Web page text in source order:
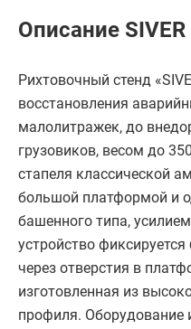
Описание
Рихтовочный стенд
восстановления
малолитражек, до
грузовиков, весом до
стапеля классической
большой платформой и
башенного типа,
устройство
через отверстия в
изготовленная из
профиля. Оборудование